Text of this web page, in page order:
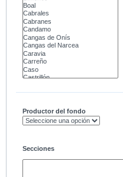
Productor del fondo
Secciones